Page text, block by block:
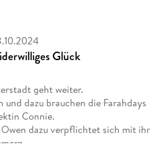
in Sadieville betreuen
hohe Ausgaben.
als sie sich und ihr handeln
wieder ein Auge auf beide, denn
über denn Weg.
ehemaligen Geisterstadt zum
Glück
geht weiter.
dazu brauchen die Farahdays
Connie.
dazu verpflichtet sich mit ihr